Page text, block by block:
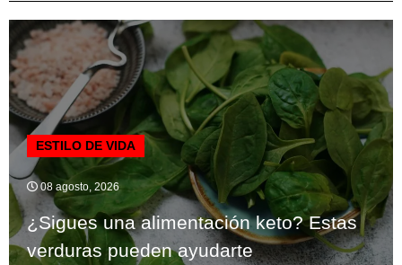
ESTILO DE VIDA
08 agosto, 2026
¿Sigues una alimentación keto? Estas
verduras pueden ayudarte